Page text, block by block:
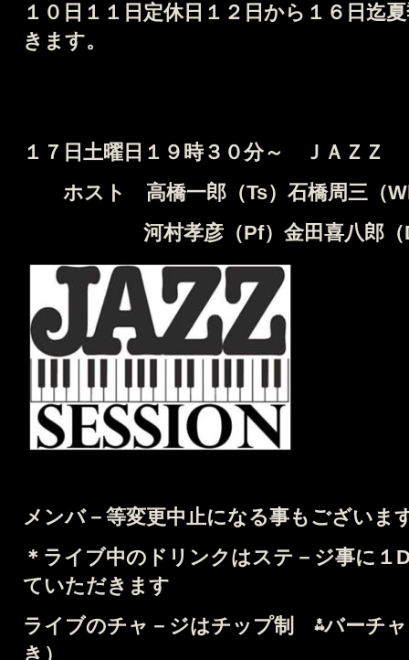
１０日１１日定休日１２日から１６日迄
きます。
１７ 日土曜日１９時３０分～ ＪＡＺＺ
ホスト 高橋一郎（Ts）石橋周三（
河村孝彦（Pf）金田喜八郎
メンバ－等変更中止になる事もござい
＊ ライブ中のドリンクはステ－ジ事に１
ていただきます
ライブのチャ－ジはチップ制 ⁂バーチ
き）